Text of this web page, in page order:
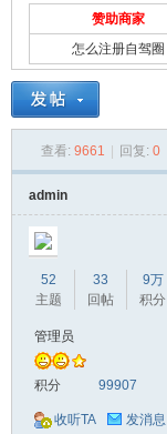
自 » › ›
赞助商家
怎么注册自驾圈
查看: 9661 回复: 0
admin
52
主题
33
回帖
9万
积分
管理员
积分 99907
收听TA 发消息